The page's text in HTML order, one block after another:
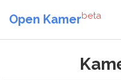
Open Kamerbeta